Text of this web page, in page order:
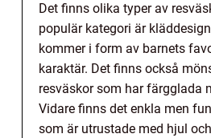
Det finns olika typer av
populär kategori är
kommer i form av barnets
karaktär. Det finns också
resväskor som har färgglada
Vidare finns det enkla men
som är utrustade med hjul